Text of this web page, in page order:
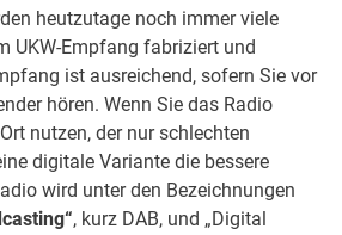
heutzutage noch immer viele
UKW-Empfang fabriziert und
ist ausreichend, sofern Sie vor
hören. Wenn Sie das Radio
nutzen, der nur schlechten
digitale Variante die bessere
wird unter den Bezeichnungen
, kurz DAB, und „Digital